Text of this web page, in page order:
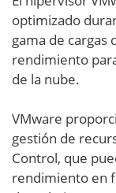
optimizado
gama de cargas
rendimiento
de la nube.
VMware
gestión de
Control, que
rendimiento en